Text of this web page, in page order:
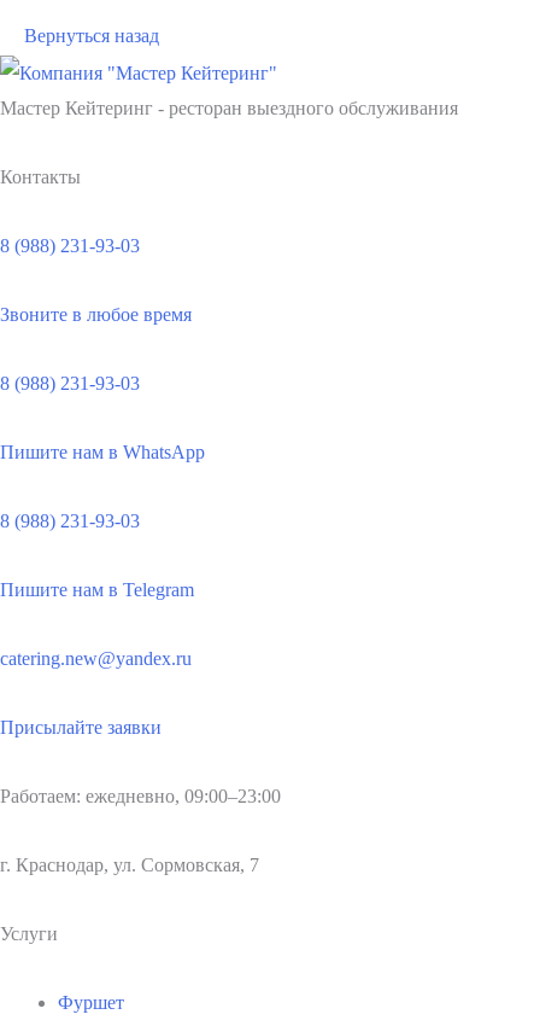
Вернуться назад
Мастер Кейтеринг - ресторан выездного обслуживания
Контакты
8 (988) 231-93-03
Звоните в любое время
8 (988) 231-93-03
Пишите нам в WhatsApp
8 (988) 231-93-03
Пишите нам в Telegram
catering.new@yandex.ru
Присылайте заявки
Работаем: ежедневно, 09:00–23:00
г. Краснодар, ул. Сормовская, 7
Услуги
Фуршет